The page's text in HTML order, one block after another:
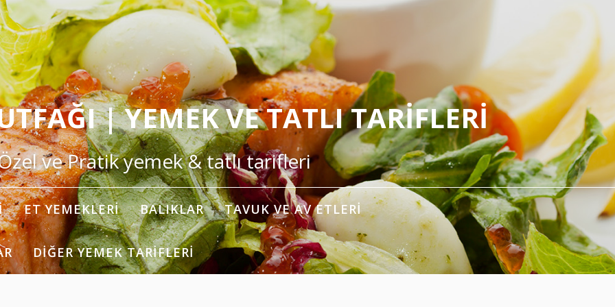
| YEMEK VE TATLI TARIFLERI
ve Pratik yemek & tatlı tarifleri
ET YEMEKLERI BALIKLAR TAVUK VE AV ETLERI
DIĞER YEMEK TARIFLERI